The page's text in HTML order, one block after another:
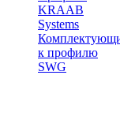
KRAAB
Systems
к профилю
SWG